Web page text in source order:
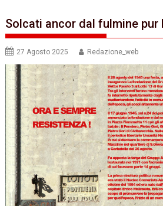
Solcati ancor dal fulmine pur
27 Agosto 2025 Redazione_web